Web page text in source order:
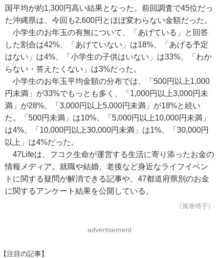
国平均が約1,300円高い結果となった。前回調査で45位だっ
た沖縄県は、今回も2,600円とほぼ変わらない金額だった。
小学生のお年玉の有無について、「あげている」と回答
した割合は42%、「あげていない」は18%、「あげる予定
はない」は4%、「小学生の子供はいない」は33%、「わか
らない・答えたくない」は3%だった。
小学生のお年玉平均金額の分布では、「500円以上1,000
円未満」が33%でもっとも多く、「1,000円以上3,000円未
満」が28%、「3,000円以上5,000円未満」が18%と続い
た。「500円未満」は10%、「5,000円以上10,000円未満」
は4%、「10,000円以上30,000円未満」は1%、「30,000円
以上」は4%だった。
47Lifeは、フコク生命が運営する生活に寄り添ったお金の
情報メディア。就職や結婚、老後など身近なライフイベン
トに関する疑問が解消できる記事や、47都道府県別のお金
に関するアンケート結果を公開している。
《風巻塔子》
advertisement
【注目の記事】